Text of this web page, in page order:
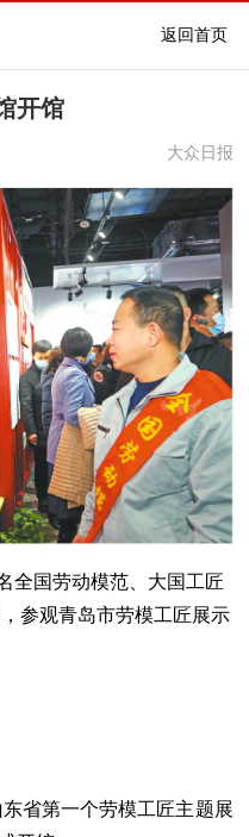
返回首页
开馆
大众日报
全国劳动模范、大国工匠
参观青岛市劳模工匠展示
省第一个劳模工匠主题展